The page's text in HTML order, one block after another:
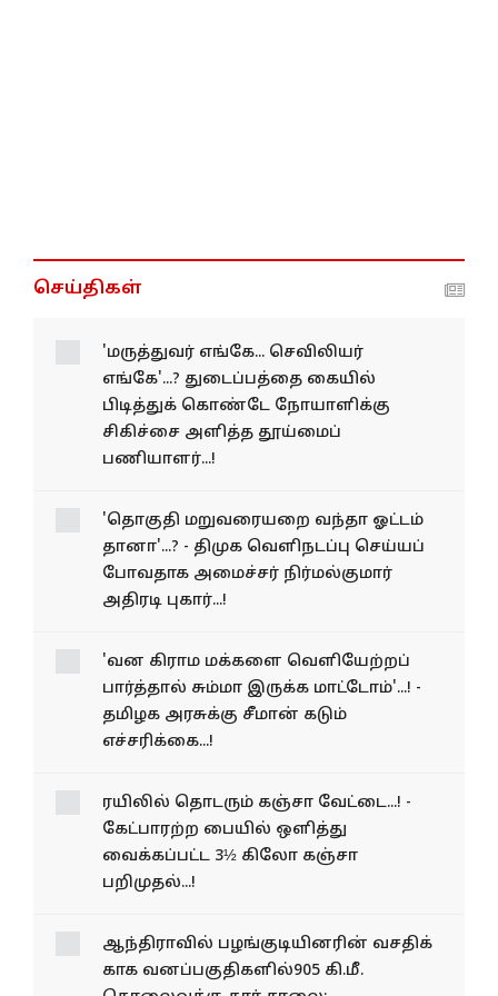
செய்திகள்
'மருத்துவர் எங்கே... செவிலியர்
எங்கே'...? துடைப்பத்தை கையில்
பிடித்துக் கொண்டே நோயாளிக்கு
சிகிச்சை அளித்த தூய்மைப்
பணியாளர்...!
'தொகுதி மறுவரையறை வந்தா ஓட்டம்
தானா'...? - திமுக வெளிநடப்பு செய்யப்
போவதாக அமைச்சர் நிர்மல்குமார்
அதிரடி புகார்...!
'வன கிராம மக்களை வெளியேற்றப்
பார்த்தால் சும்மா இருக்க மாட்டோம்'...! -
தமிழக அரசுக்கு சீமான் கடும்
எச்சரிக்கை...!
ரயிலில் தொடரும் கஞ்சா வேட்டை...! -
கேட்பாரற்ற பையில் ஒளித்து
வைக்கப்பட்ட 3½ கிலோ கஞ்சா
பறிமுதல்...!
ஆந்திராவில் பழங்​குடி​யினரின் வசதிக்​
காக வனப்​பகு​தி​களில்905 கி.மீ.